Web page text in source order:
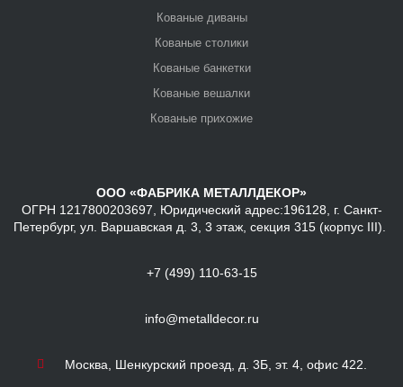
Кованые диваны
Кованые столики
Кованые банкетки
Кованые вешалки
Кованые прихожие
ООО «ФАБРИКА МЕТАЛЛДЕКОР»
ОГРН 1217800203697, Юридический адрес:196128, г. Санкт-
Петербург, ул. Варшавская д. 3, 3 этаж, секция 315 (корпус III).
+7 (499) 110-63-15
info@metalldecor.ru
Москва, Шенкурский проезд, д. 3Б, эт. 4, офис 422.